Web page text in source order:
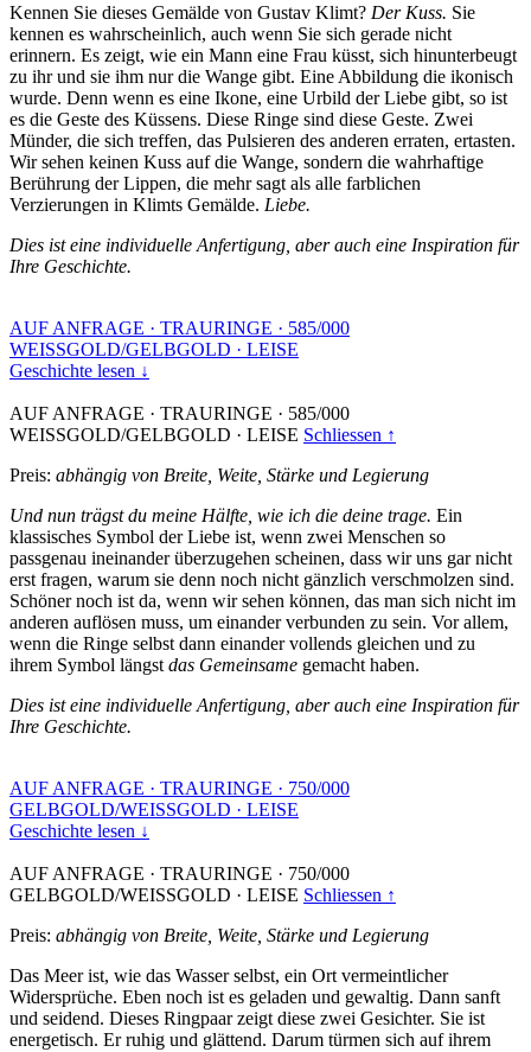
Kennen Sie dieses Gemälde von Gustav Klimt? Der Kuss. Sie
kennen es wahrscheinlich, auch wenn Sie sich gerade nicht
erinnern. Es zeigt, wie ein Mann eine Frau küsst, sich hinunterbeugt
zu ihr und sie ihm nur die Wange gibt. Eine Abbildung die ikonisch
wurde. Denn wenn es eine Ikone, eine Urbild der Liebe gibt, so ist
es die Geste des Küssens. Diese Ringe sind diese Geste. Zwei
Münder, die sich treffen, das Pulsieren des anderen erraten, ertasten.
Wir sehen keinen Kuss auf die Wange, sondern die wahrhaftige
Berührung der Lippen, die mehr sagt als alle farblichen
Verzierungen in Klimts Gemälde. Liebe.
Dies ist eine individuelle Anfertigung, aber auch eine Inspiration für
Ihre Geschichte.
AUF ANFRAGE · TRAURINGE · 585/000
WEISSGOLD/GELBGOLD · LEISE
Geschichte lesen ↓
AUF ANFRAGE · TRAURINGE · 585/000
WEISSGOLD/GELBGOLD · LEISE Schliessen ↑
Preis: abhängig von Breite, Weite, Stärke und Legierung
Und nun trägst du meine Hälfte, wie ich die deine trage. Ein
klassisches Symbol der Liebe ist, wenn zwei Menschen so
passgenau ineinander überzugehen scheinen, dass wir uns gar nicht
erst fragen, warum sie denn noch nicht gänzlich verschmolzen sind.
Schöner noch ist da, wenn wir sehen können, das man sich nicht im
anderen auflösen muss, um einander verbunden zu sein. Vor allem,
wenn die Ringe selbst dann einander vollends gleichen und zu
ihrem Symbol längst das Gemeinsame gemacht haben.
Dies ist eine individuelle Anfertigung, aber auch eine Inspiration für
Ihre Geschichte.
AUF ANFRAGE · TRAURINGE · 750/000
GELBGOLD/WEISSGOLD · LEISE
Geschichte lesen ↓
AUF ANFRAGE · TRAURINGE · 750/000
GELBGOLD/WEISSGOLD · LEISE Schliessen ↑
Preis: abhängig von Breite, Weite, Stärke und Legierung
Das Meer ist, wie das Wasser selbst, ein Ort vermeintlicher
Widersprüche. Eben noch ist es geladen und gewaltig. Dann sanft
und seidend. Dieses Ringpaar zeigt diese zwei Gesichter. Sie ist
energetisch. Er ruhig und glättend. Darum türmen sich auf ihrem